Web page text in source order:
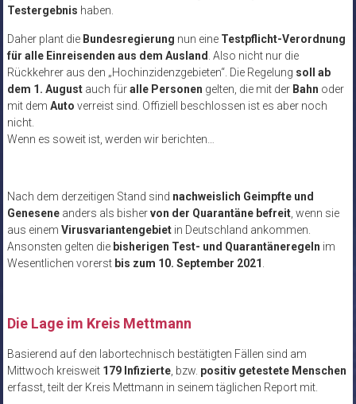
Testergebnis haben.
Daher plant die Bundesregierung nun eine Testpflicht-Verordnung
für alle Einreisenden aus dem Ausland. Also nicht nur die
Rückkehrer aus den „Hochinzidenzgebieten“. Die Regelung soll ab
dem 1. Augustauch füralle Personen gelten, die mit der Bahn oder
mit dem Auto verreist sind. Offiziell beschlossen ist es aber noch
nicht.
Wenn es soweit ist, werden wir berichten…
Nach dem derzeitigen Stand sind nachweislich Geimpfte und
Geneseneanders als bishervon der Quarantäne befreit, wenn sie
aus einem Virusvariantengebietin Deutschland ankommen.
Ansonsten gelten die bisherigen Test- und Quarantäneregeln im
Wesentlichen vorerst bis zum 10. September 2021 .
Die Lage im Kreis Mettmann
Basierend auf den labortechnisch bestätigten Fällen sind am
Mittwoch kreisweit 179 Infizierte, bzw. positiv getestete Menschen
erfasst, teilt der Kreis Mettmann in seinem täglichen Report mit.